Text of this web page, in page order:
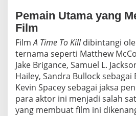
Pemain Utama yang
Film
FilmA Time To Killdibintangi
ternama seperti Matthew
Jake Brigance, Samuel L.
Hailey, Sandra Bullock sebagai
Kevin Spacey sebagai jaksa
para aktor ini menjadi salah
yang membuat film ini